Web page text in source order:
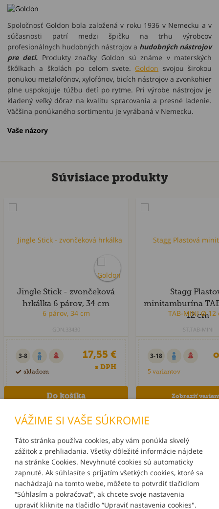
Spoločnosť Goldon bola založená v roku 1936 v Nemecku a v
súčasnosti patrí medzi špičku na trhu výrobcov
profesionálnych hudobných nástrojov a hudobných nástrojov
pre deti. Produkty značky Goldon sú známe v materských
škôlkach a školách po celom svete. Goldon svojou širokou
ponukou metalofónov, xylofónov, bicích nástrojov a zvonkohier
plne uspokojuje túžbu detí po rytme. Pri výrobe nástrojov je
kladený veľký dôraz na kvalitu spracovania a presné ladenie.
Väčšina ponúkaného sortimentu je vyrábaná v Nemecku.
Vaše názory
Súvisiace produkty
Jingle Stick - zvončeková
hrkálka 6 párov, 34 cm
GDN.33430
3-8
skladom
17,55 €
s DPH
Stagg
minitamburína
12 cm
ST.TAB-MINI
3-18
5 variantov
Zobraziť
INFORMÁCIE
MÔJ ÚČET
VÁŽIME SI VAŠE SÚKROMIE
Táto stránka používa cookies, aby vám ponúkla skvelý
zážitok z prehliadania. Všetky dôležité informácie nájdete
na stránke Cookies. Nevyhnuté cookies sú automaticky
zapnuté. Ak súhlasíte s prijatím všetkých cookies, ktoré sa
nachádzajú na tomto webe, môžete to potvrdiť tlačidlom
“Súhlasím a pokračovať", ak chcete svoje nastavenia
upraviť kliknite na tlačidlo “Upraviť nastavenia cookies".